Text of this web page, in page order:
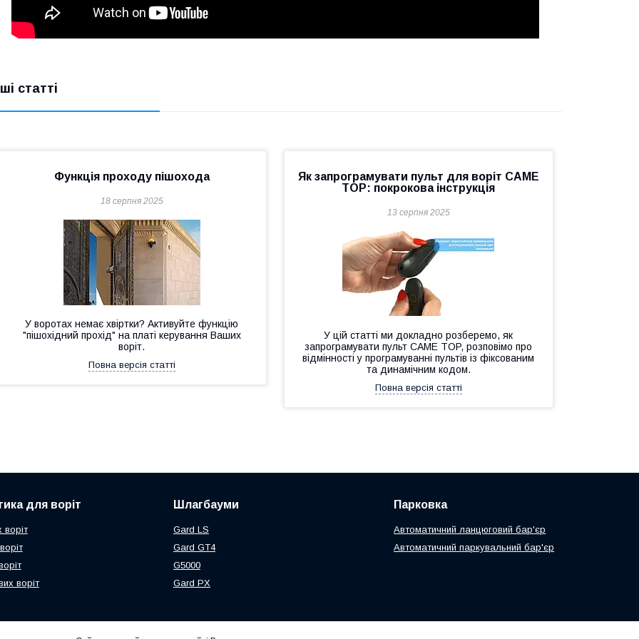
статті
Функція проходу пішохода
18 серпня 2025
У воротах немає хвіртки? Активуйте функцію
"пішохідний прохід" на платі керування Ваших
воріт.
Повна версія статті
Як запрограмувати пульт для воріт CAME
TOP: покрокова інструкція
13 серпня 2025
У цій статті ми докладно розберемо, як
запрограмувати пульт CAME TOP, розповімо про
відмінності у програмуванні пультів із фіксованим
та динамічним кодом.
Повна версія статті
для воріт
воріт
Шлагбауми
Gard LS
Gard GT4
G5000
Gard PX
Парковка
Автоматичний ланцюговий бар'єр
Автоматичний паркувальний бар'єр